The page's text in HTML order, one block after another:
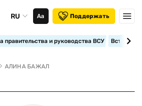
RU Аа Поддержать
правительства и руководства ВСУ
АЛИНА БАЖАЛ